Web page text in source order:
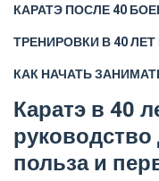
КАРАТЭ ПОСЛЕ 40
ТРЕНИРОВКИ В 40 ЛЕТ
КАК НАЧАТЬ
Каратэ в 40
польза и